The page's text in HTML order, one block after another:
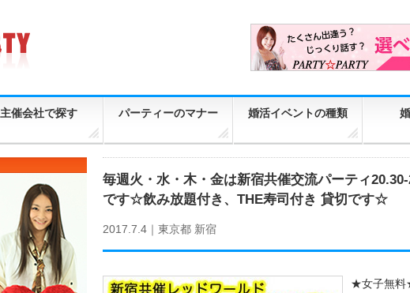
主催会社で探す パーティーのマナー 婚活イベントの種類
毎週火・水・木・金は新宿共催交流パーティ
です☆飲み放題付き、THE寿司付き 貸切です☆
2017.7.4｜ 東京都 新宿
★女子無料